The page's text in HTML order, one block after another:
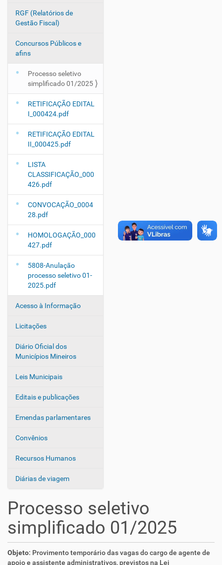
RGF (Relatórios de
Gestão Fiscal)
Concursos Públicos e
afins
Processo seletivo
simplificado 01/2025
RETIFICAÇÃO EDITAL
I_000424.pdf
RETIFICAÇÃO EDITAL
II_000425.pdf
LISTA
CLASSIFICAÇÃO_000
426.pdf
CONVOCAÇÃO_0004
28.pdf
HOMOLOGAÇÃO_000
427.pdf
5808-Anulação
processo seletivo 01-
2025.pdf
Acesso à Informação
Licitações
Diário Oficial dos
Municípios Mineiros
Leis Municipais
Editais e publicações
Emendas parlamentares
Convênios
Recursos Humanos
Diárias de viagem
Processo seletivo
simplificado 01/2025
Objeto: Provimento temporário das vagas do cargo de agente de
apoio e assistente administrativos, previstos na Lei